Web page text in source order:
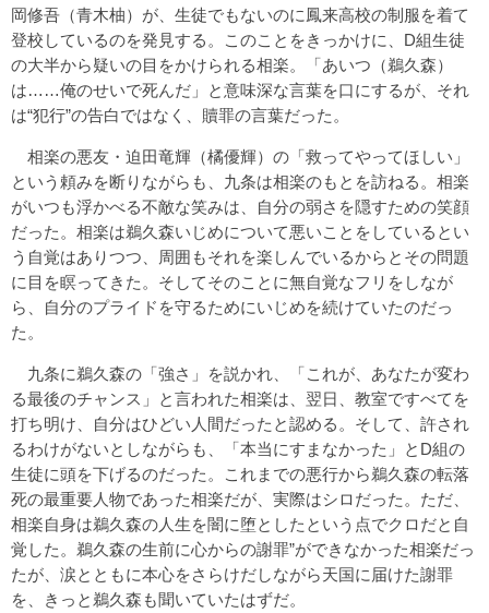
岡修吾（青木柚）が、生徒でもないのに鳳来高校の制服を着て
登校しているのを発見する。このことをきっかけに、D組生徒
の大半から疑いの目をかけられる相楽。「あいつ（鵜久森）
は……俺のせいで死んだ」と意味深な言葉を口にするが、それ
は“犯行”の告白ではなく、贖罪の言葉だった。
相楽の悪友・迫田竜輝（橘優輝）の「救ってやってほしい」
という頼みを断りながらも、九条は相楽のもとを訪ねる。相楽
がいつも浮かべる不敵な笑みは、自分の弱さを隠すための笑顔
だった。相楽は鵜久森いじめについて悪いことをしているとい
う自覚はありつつ、周囲もそれを楽しんでいるからとその問題
に目を瞑ってきた。そしてそのことに無自覚なフリをしなが
ら、自分のプライドを守るためにいじめを続けていたのだっ
た。
九条に鵜久森の「強さ」を説かれ、「これが、あなたが変わ
る最後のチャンス」と言われた相楽は、翌日、教室ですべてを
打ち明け、自分はひどい人間だったと認める。そして、許され
るわけがないとしながらも、「本当にすまなかった」とD組の
生徒に頭を下げるのだった。これまでの悪行から鵜久森の転落
死の最重要人物であった相楽だが、実際はシロだった。ただ、
相楽自身は鵜久森の人生を闇に堕としたという点でクロだと自
覚した。鵜久森の生前に心からの謝罪”ができなかった相楽だっ
たが、涙とともに本心をさらけだしながら天国に届けた謝罪
を、きっと鵜久森も聞いていたはずだ。